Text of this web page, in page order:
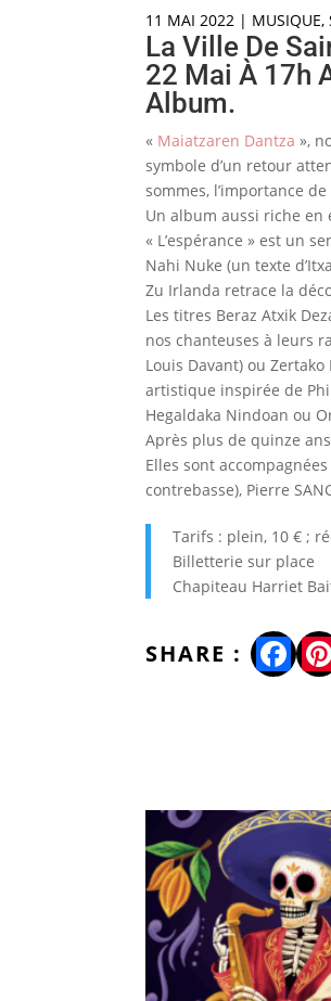
11 MAI 2022 | MUSIQUE,
La Ville De
22 Mai À 17h
Album.
« Maiatzaren Dantza»,
symbole d’un retour
sommes, l’importance
Un album aussi riche en
« L’espérance » est un
Nahi Nuke (un texte
Zu Irlanda retrace la
Les titres Beraz Atxik
nos chanteuses à leurs
Louis Davant) ou
artistique inspirée de
Hegaldaka Nindoan ou
Après plus de quinze
Elles sont
contrebasse), Pierre
Tarifs : plein, 10 € ;
Billetterie sur place
Chapiteau Harriet